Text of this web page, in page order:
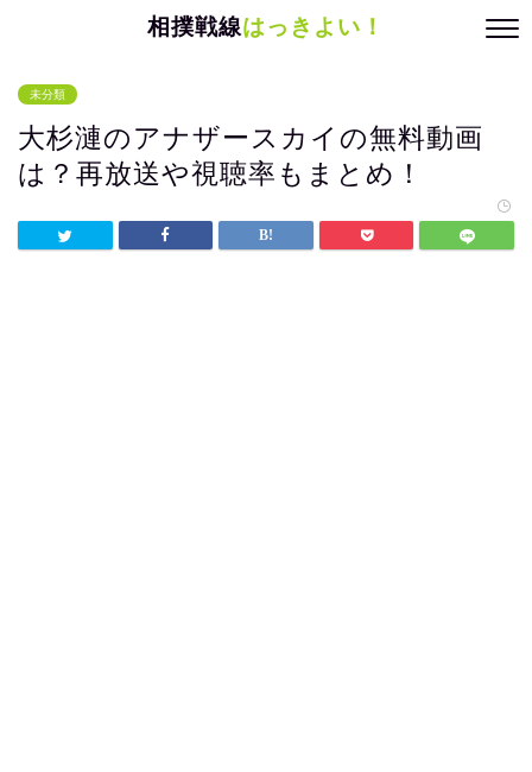
相撲戦線はっきよい！
未分類
大杉漣のアナザースカイの無料動画
は？再放送や視聴率もまとめ！